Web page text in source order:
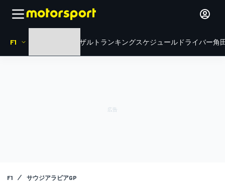
F1 リザルト ランキングスケジュール ドライバー角
F1 サウジアラビアGP